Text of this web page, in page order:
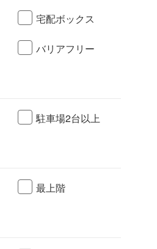
宅配ボックス
バリアフリー
駐車場2台以上
最上階